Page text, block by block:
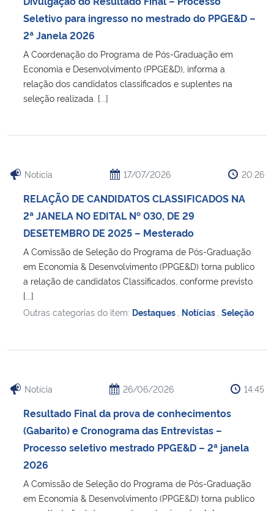
Ministério da Cidadania
Ministério da Saúde
Ministério de Minas e Energia
Ministério do Turismo
Ministério do Desenvolvimento Regional
Controladoria-Geral da União
Ministério da Mulher, da Família e dos Direitos Humanos
Secretaria-Geral
Banco Central do Brasil
Planalto
Seletivo para ingresso no mestrado do PPGE&D –
2ª Janela 2026
A Coordenação do Programa de Pós-Graduação em
Economia e Desenvolvimento (PPGE&D), informa a
relação dos candidatos classificados e suplentes na
seleção realizada. [...]
Notícia 17/07/2026 20:26
RELAÇÃO DE CANDIDATOS CLASSIFICADOS NA
2ª JANELA NO EDITAL Nº 030, DE 29
DESETEMBRO DE 2025 – Mesterado
A Comissão de Seleção do Programa de Pós-Graduação
em Economia & Desenvolvimento (PPGE&D) torna publico
a relação de candidatos Classificados, conforme previsto
[...]
Outras categorias do item: Destaques Notícias Seleção
Notícia 26/06/2026 14:45
Resultado Final da prova de conhecimentos
(Gabarito) e Cronograma das Entrevistas –
Processo seletivo mestrado PPGE&D – 2ª janela
2026
A Comissão de Seleção do Programa de Pós-Graduação
em Economia & Desenvolvimento (PPGE&D) torna publico